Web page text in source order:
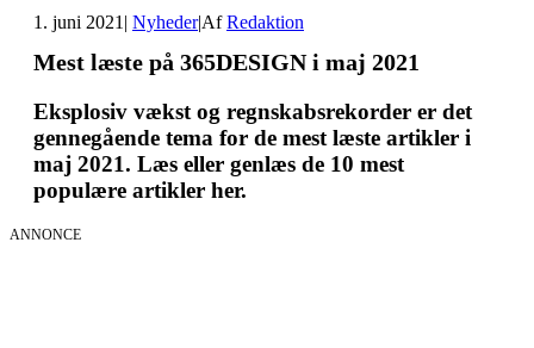
1. juni 2021 | Nyheder|AfRedaktion
Mest læste på 365DESIGN i maj 2021
Eksplosiv vækst og regnskabsrekorder er det
gennegående tema for de mest læste artikler i
maj 2021. Læs eller genlæs de 10 mest
populære artikler her.
ANNONCE